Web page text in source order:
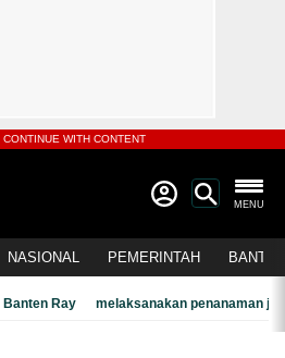
WITH CONTENT
MENU
NASIONAL PEMERINTAH
Banten Ray melaksanakan penanaman